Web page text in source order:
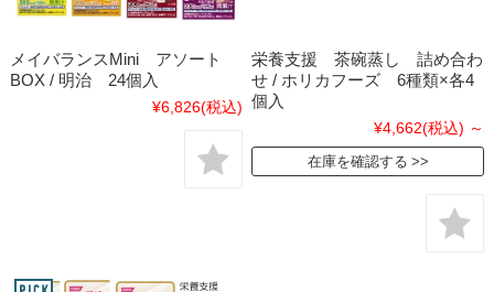
メイバランスMini アソート
BOX / 明治 24個入
¥6,826(税込)
栄養支援 茶碗蒸し 詰め合わ
せ / ホリカフーズ 6種類×各4
個入
¥4,662(税込) ～
在庫を確認する